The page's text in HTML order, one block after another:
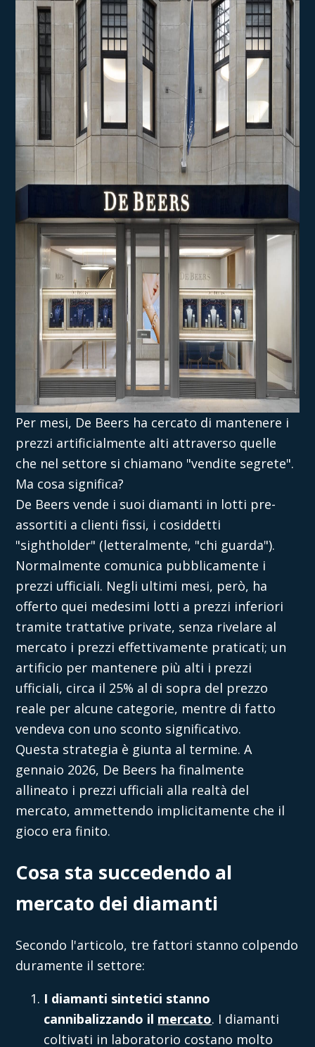
Per mesi, De Beers ha cercato di mantenere i
prezzi artificialmente alti attraverso quelle
che nel settore si chiamano "vendite segrete".
Ma cosa significa?
De Beers vende i suoi diamanti in lotti pre-
assortiti a clienti fissi, i cosiddetti
"sightholder" (letteralmente, "chi guarda").
Normalmente comunica pubblicamente i
prezzi ufficiali. Negli ultimi mesi, però, ha
offerto quei medesimi lotti a prezzi inferiori
tramite trattative private, senza rivelare al
mercato i prezzi effettivamente praticati; un
artificio per mantenere più alti i prezzi
ufficiali, circa il 25% al di sopra del prezzo
reale per alcune categorie, mentre di fatto
vendeva con uno sconto significativo.
Questa strategia è giunta al termine. A
gennaio 2026, De Beers ha finalmente
allineato i prezzi ufficiali alla realtà del
mercato, ammettendo implicitamente che il
gioco era finito.
Cosa sta succedendo al
mercato dei diamanti
Secondo l'articolo, tre fattori stanno colpendo
duramente il settore:
I diamanti sintetici stanno
cannibalizzando il mercato. I diamanti
coltivati in laboratorio costano molto